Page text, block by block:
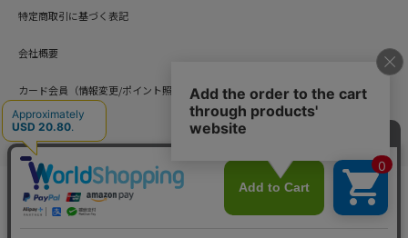
特定商取引に基づく表記
会社概要
カード会員（情報変更/ポイント照会）
お問い合わせ